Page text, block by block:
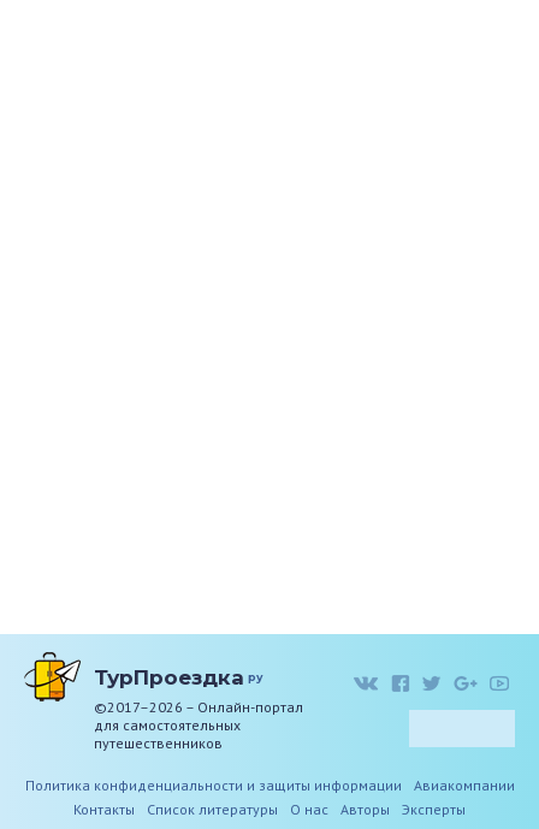
ТурПроездка ру
©2017–2026 – Онлайн-портал
для самостоятельных
путешественников
Политика конфиденциальности и защиты информации
Авиакомпании
Контакты
Список литературы О нас Авторы Эксперты